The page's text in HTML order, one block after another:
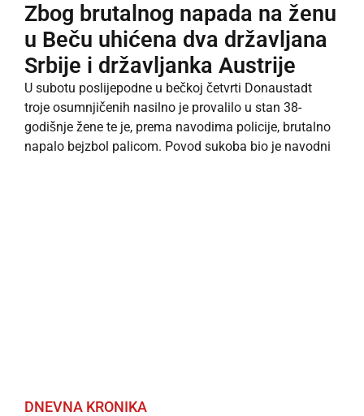
Zbog brutalnog napada na ženu
u Beču uhićena dva državljana
Srbije i državljanka Austrije
U subotu poslijepodne u bečkoj četvrti Donaustadt
troje osumnjičenih nasilno je provalilo u stan 38-
godišnje žene te je, prema navodima policije, brutalno
napalo bejzbol palicom. Povod sukoba bio je navodni
DNEVNA KRONIKA